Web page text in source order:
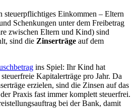
steuerpflichtiges Einkommen – Eltern
Schenkungen unter dem Freibetrag
zwischen Eltern und Kind) sind
sind die Zinserträge auf dem
ins Spiel: Ihr Kind hat
Kapitalerträge pro Jahr. Da
erzielen, sind die Zinsen auf das
Praxis fast immer komplett steuerfrei.
bei der Bank, damit